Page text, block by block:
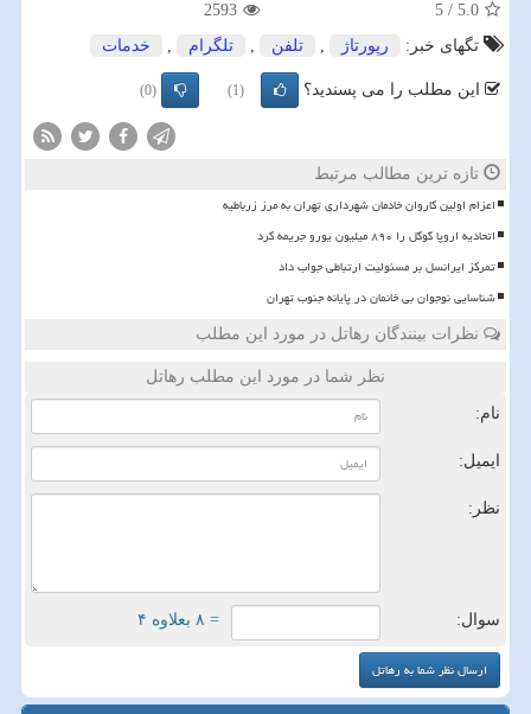
5.0
/
5
2593
تگهای خبر:
رپورتاژ , تلفن , تلگرام , خدمات
این مطلب را می پسندید؟ (1)
(0)
تازه ترین مطالب مرتبط
اعزام اولین کاروان خادمان شهرداری تهران به مرز زرباطیه
اتحادیه اروپا گوگل را ۸۹۰ میلیون یورو جریمه کرد
تمرکز ایرانسل بر مسئولیت ارتباطی جواب داد
شناسایی نوجوان بی خانمان در پایانه جنوب تهران
نظرات بینندگان رهاتل در مورد این مطلب
نظر شما در مورد این مطلب رهاتل
نام:
ایمیل:
نظر:
سوال: = ۸ بعلاوه ۴